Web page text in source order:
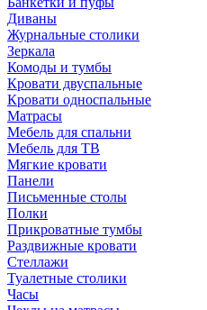
Диваны
Журнальные столики
Зеркала
Комоды и тумбы
Кровати двуспальные
Кровати односпальные
Матрасы
Мебель для спальни
Мебель для ТВ
Мягкие кровати
Панели
Письменные столы
Полки
Прикроватные тумбы
Раздвижные кровати
Стеллажи
Туалетные столики
Часы